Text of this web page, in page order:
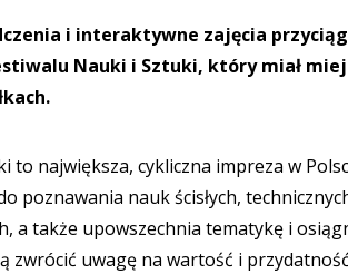
i interaktywne zajęcia
Nauki i Sztuki, który miał
to największa, cykliczna impreza w
poznawania nauk ścisłych,
a także upowszechnia tematykę i
zwrócić uwagę na wartość i